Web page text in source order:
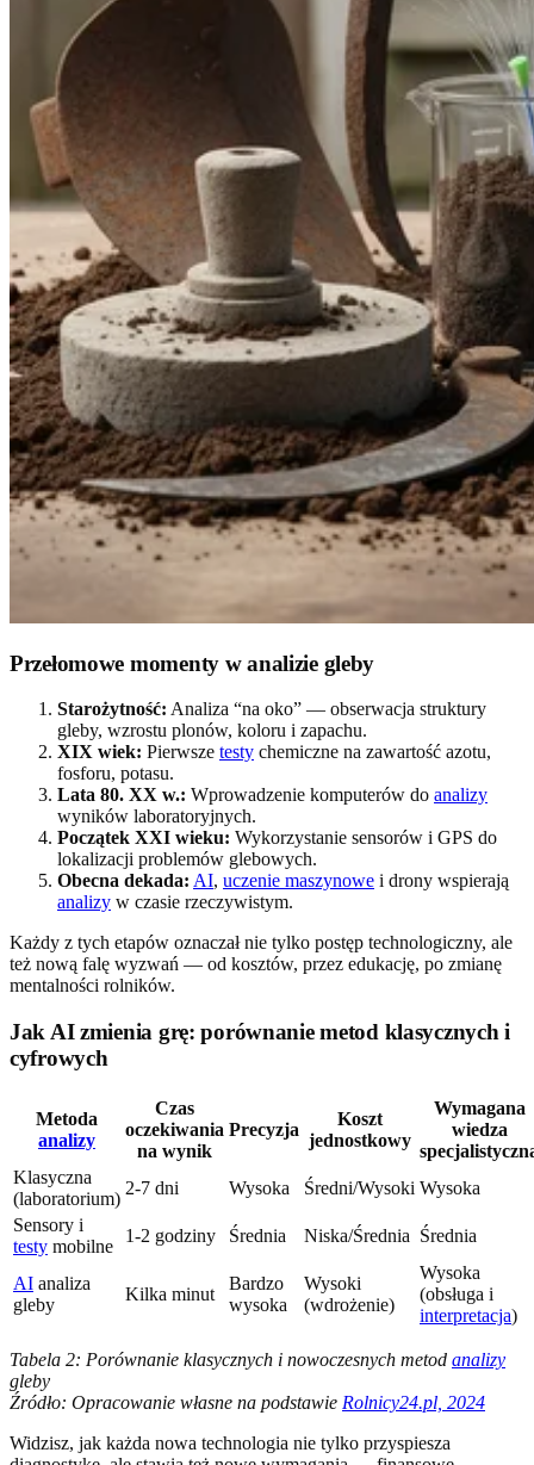
Przełomowe momenty w analizie gleby
Starożytność: Analiza “na oko” — obserwacja struktury
gleby, wzrostu plonów, koloru i zapachu.
XIX wiek: Pierwsze testy chemiczne na zawartość azotu,
fosforu, potasu.
Lata 80. XX w.: Wprowadzenie komputerów do analizy
wyników laboratoryjnych.
Początek XXI wieku: Wykorzystanie sensorów i GPS do
lokalizacji problemów glebowych.
Obecna dekada: AI, uczenie maszynowe i drony wspierają
analizy w czasie rzeczywistym.
Każdy z tych etapów oznaczał nie tylko postęp technologiczny, ale
też nową falę wyzwań — od kosztów, przez edukację, po zmianę
mentalności rolników.
Jak AI zmienia grę: porównanie metod klasycznych i
cyfrowych
Metoda
analizy
Czas
oczekiwania
na wynik
Precyzja
Koszt
jednostkowy
Wymagana
wiedza
Klasyczna
(laboratorium)
2-7 dni Wysoka Średni/Wysoki Wysoka
Sensory i
testy mobilne
1-2 godziny Średnia Niska/Średnia Średnia
AI analiza
gleby
Kilka minut
Bardzo
wysoka
Wysoki
(wdrożenie)
Wysoka
(obsługa i
interpretacja)
Tabela 2: Porównanie klasycznych i nowoczesnych metod analizy
gleby
Źródło: Opracowanie własne na podstawie Rolnicy24.pl, 2024
Widzisz, jak każda nowa technologia nie tylko przyspiesza